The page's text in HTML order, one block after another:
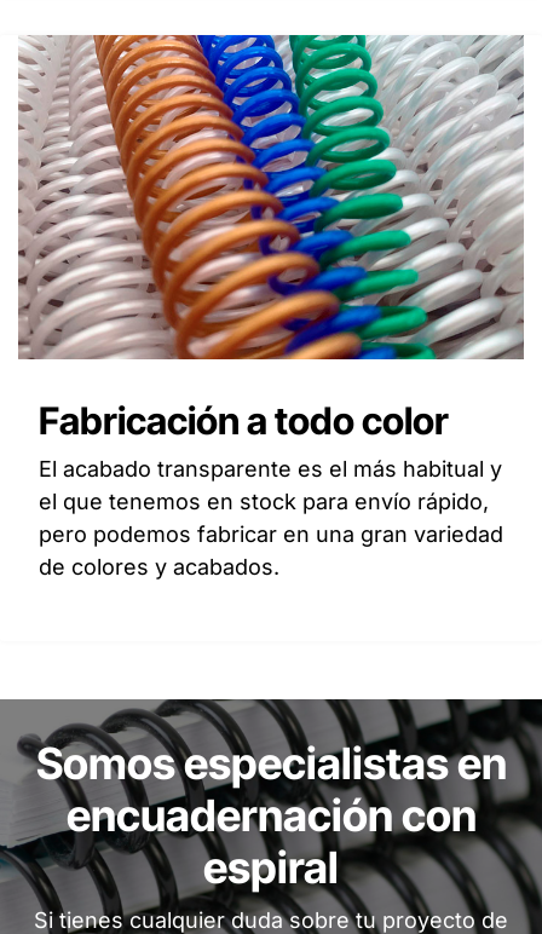
Fabricación a todo color
El acabado transparente es el más habitual y
el que tenemos en stock para envío rápido,
pero podemos fabricar en una gran variedad
de colores y acabados.
Somos especialistas en
encuadernación con
espiral
Si tienes cualquier duda sobre tu proyecto de